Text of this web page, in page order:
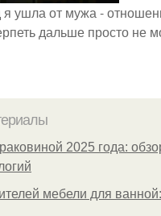
я ушла от мужа -
дальше просто не
2025 года:
мебели для